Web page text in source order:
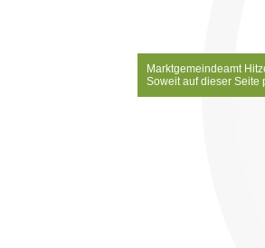
Marktgemeindeamt
Soweit auf dieser Seite